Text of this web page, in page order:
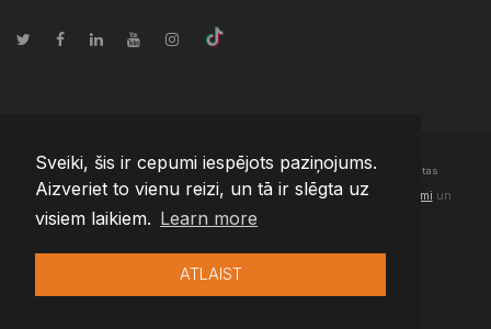
Sveiki, šis ir cepumi iespējots paziņojums.
Aizveriet to vienu reizi, un tā ir slēgta uz
visiem laikiem. Learn more
ATLAIST
© Autortiesības2026 Team Extension Latvia- Visas tiesības aizsargātas
Changelog● Izmantojot šo vietni, jūs piekrītat mūsuLietošanas noteikumi un
Privātuma politika